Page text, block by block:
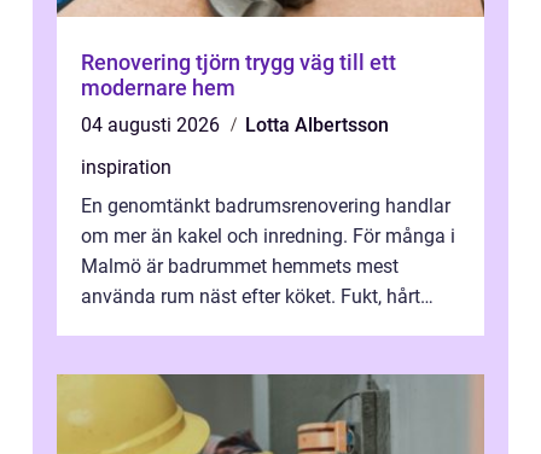
Renovering tjörn trygg väg till ett
modernare hem
04 augusti 2026
Lotta Albertsson
inspiration
En genomtänkt badrumsrenovering handlar
om mer än kakel och inredning. För många i
Malmö är badrummet hemmets mest
använda rum näst efter köket. Fukt, hårt